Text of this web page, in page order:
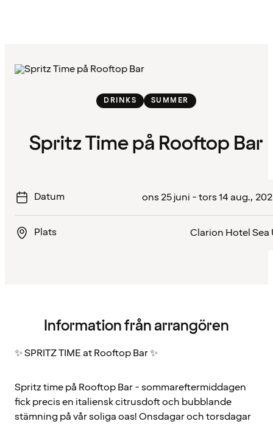
DRINKS SUMMER
Spritz Time på Rooftop Bar
Datum ons 25 juni - tors 14 aug.,
Plats Clarion Hotel Sea
Information från arrangören
✨ SPRITZ TIME at Rooftop Bar ✨
Spritz time på Rooftop Bar - sommareftermiddagen
fick precis en italiensk citrusdoft och bubblande
stämning på vår soliga oas! Onsdagar och torsdagar